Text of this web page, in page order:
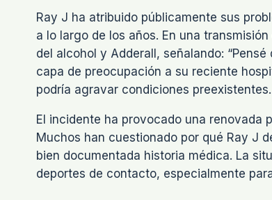
Ray J ha atribuido públicamente sus
a lo largo de los años. En una
del alcohol y Adderall, señalando:
capa de preocupación a su reciente
podría agravar condiciones preexistentes.
El incidente ha provocado una renovada
Muchos han cuestionado por qué Ray J
bien documentada historia médica. La
deportes de contacto, especialmente